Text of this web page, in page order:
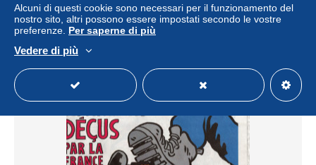
Stato Professionista
Nuovo
Alcuni di questi cookie sono necessari per il funzionamento del
nostro sito, altri possono essere impostati secondo le vostre
preferenze. Per saperne di più
Vedere di più